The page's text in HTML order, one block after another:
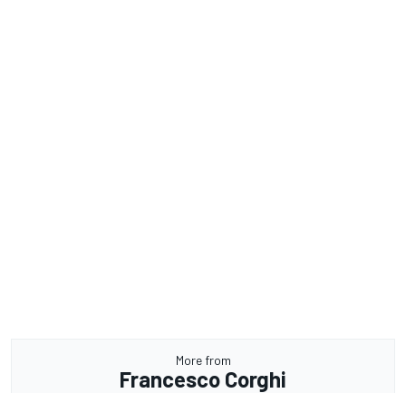
More from
Francesco Corghi